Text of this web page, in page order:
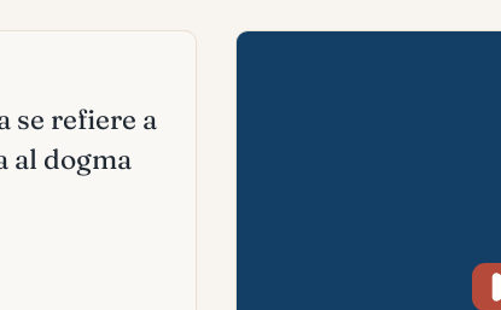
se refiere a
al dogma
Mira esta